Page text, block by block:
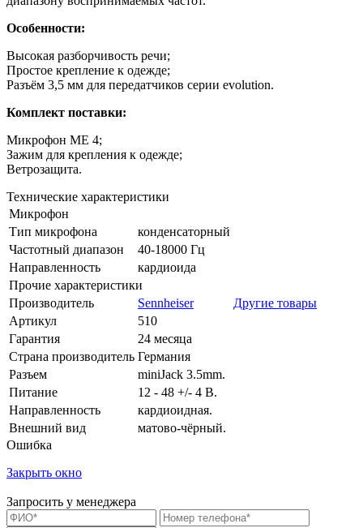
Особенности:
Высокая разборчивость речи;
Простое крепление к одежде;
Разъём 3,5 мм для передатчиков серии evolution.
Комплект поставки:
Микрофон ME 4;
Зажим для крепления к одежде;
Ветрозащита.
Технические характеристики
Микрофон
Тип микрофона
конденсаторный
Частотный диапазон
40-18000 Гц
Направленность
кардиоида
Прочие характеристики
Производитель
Sennheiser
Другие товары
Артикул
510
Гарантия
24 месяца
Страна производитель Германия
Разъем
miniJack 3.5mm.
Питание
12 - 48 +/- 4 В.
Направленность
кардиоидная.
Внешний вид
матово-чёрный.
Ошибка
Закрыть окно
Запросить у менеджера